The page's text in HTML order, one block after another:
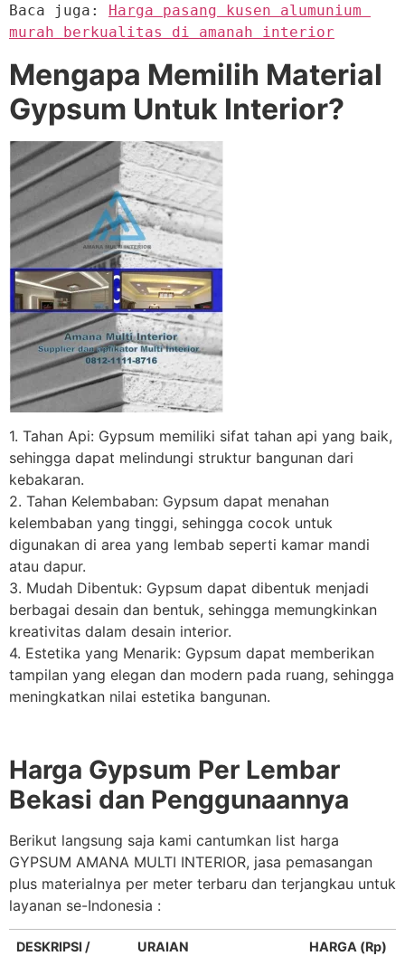
Baca juga: Harga pasang kusen alumunium
murah berkualitas di amanah interior
Mengapa Memilih Material
Gypsum Untuk Interior?
1. Tahan Api: Gypsum memiliki sifat tahan api yang baik,
sehingga dapat melindungi struktur bangunan dari
kebakaran.
2. Tahan Kelembaban: Gypsum dapat menahan
kelembaban yang tinggi, sehingga cocok untuk
digunakan di area yang lembab seperti kamar mandi
atau dapur.
3. Mudah Dibentuk: Gypsum dapat dibentuk menjadi
berbagai desain dan bentuk, sehingga memungkinkan
kreativitas dalam desain interior.
4. Estetika yang Menarik: Gypsum dapat memberikan
tampilan yang elegan dan modern pada ruang, sehingga
meningkatkan nilai estetika bangunan.
Harga Gypsum Per Lembar
Bekasi dan Penggunaannya
Berikut langsung saja kami cantumkan list harga
GYPSUM AMANA MULTI INTERIOR, jasa pemasangan
plus materialnya per meter terbaru dan terjangkau untuk
layanan se-Indonesia :
DESKRIPSI /
URAIAN HARGA (Rp)